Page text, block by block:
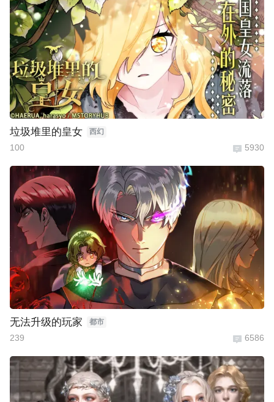
垃圾堆里的皇女 西幻
100 5930
无法升级的玩家 都市
239 6586